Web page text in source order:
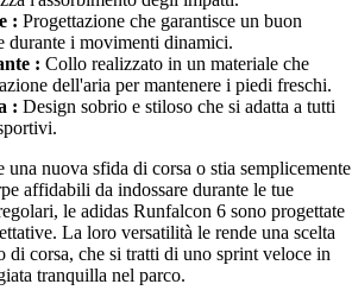
: Progettazione che garantisce un buon
durante i movimenti dinamici.
: Collo realizzato in un materiale che
dell'aria per mantenere i piedi freschi.
: Design sobrio e stiloso che si adatta a tutti
una nuova sfida di corsa o stia semplicemente
affidabili da indossare durante le tue
le adidas Runfalcon 6 sono progettate
La loro versatilità le rende una scelta
di corsa, che si tratti di uno sprint veloce in
tranquilla nel parco.